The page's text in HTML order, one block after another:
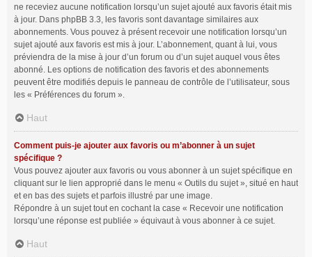
ne receviez aucune notification lorsqu’un sujet ajouté aux favoris était mis
à jour. Dans phpBB 3.3, les favoris sont davantage similaires aux
abonnements. Vous pouvez à présent recevoir une notification lorsqu’un
sujet ajouté aux favoris est mis à jour. L’abonnement, quant à lui, vous
préviendra de la mise à jour d’un forum ou d’un sujet auquel vous êtes
abonné. Les options de notification des favoris et des abonnements
peuvent être modifiés depuis le panneau de contrôle de l’utilisateur, sous
les « Préférences du forum ».
Haut
Comment puis-je ajouter aux favoris ou m’abonner à un sujet
spécifique ?
Vous pouvez ajouter aux favoris ou vous abonner à un sujet spécifique en
cliquant sur le lien approprié dans le menu « Outils du sujet », situé en haut
et en bas des sujets et parfois illustré par une image.
Répondre à un sujet tout en cochant la case « Recevoir une notification
lorsqu’une réponse est publiée » équivaut à vous abonner à ce sujet.
Haut